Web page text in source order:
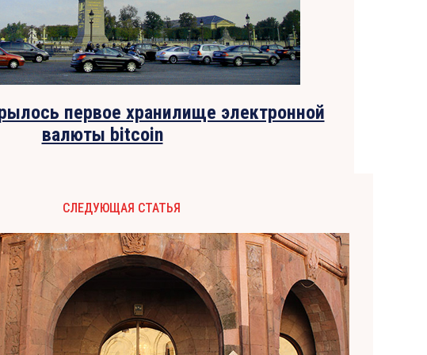
первое хранилище электронной
валюты bitcoin
СЛЕДУЮЩАЯ СТАТЬЯ